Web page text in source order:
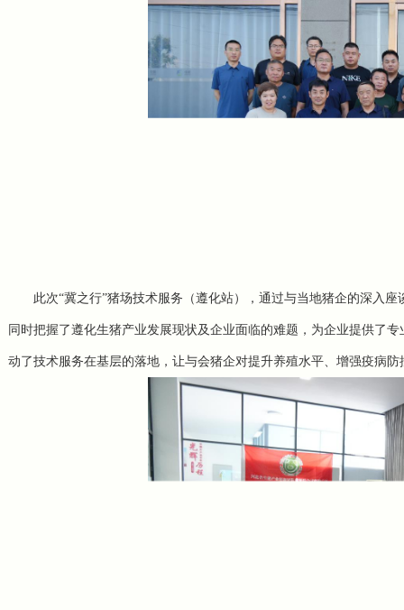
此次“冀之行”猪场技术服务（遵化站），通过与当地猪企的深入
同时把握了遵化生猪产业发展现状及企业面临的难题，为企业提供了
动了技术服务在基层的落地，让与会猪企对提升养殖水平、增强疫病